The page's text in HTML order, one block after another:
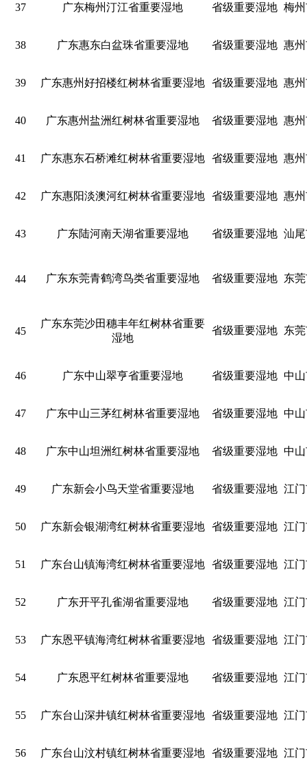
37 广东梅州汀江省重要湿地 省级重要湿地 梅
38 广东惠东白盆珠省重要湿地 省级重要湿地 惠
39 广东惠州好招楼红树林省重要湿地 省级重要湿地 惠
40 广东惠州盐洲红树林省重要湿地 省级重要湿地 惠
41 广东惠东石桥滩红树林省重要湿地 省级重要湿地 惠
42 广东惠阳淡澳河红树林省重要湿地 省级重要湿地 惠
43 广东陆河南天湖省重要湿地 省级重要湿地 汕
44 广东东莞青鹤湾鸟类省重要湿地 省级重要湿地 东
45
广东东莞沙田穗丰年红树林省重要
湿地
省级重要湿地 东
46 广东中山翠亨省重要湿地 省级重要湿地 中
47 广东中山三茅红树林省重要湿地 省级重要湿地 中
48 广东中山坦洲红树林省重要湿地 省级重要湿地 中
49 广东新会小鸟天堂省重要湿地 省级重要湿地 江
50 广东新会银湖湾红树林省重要湿地 省级重要湿地 江
51 广东台山镇海湾红树林省重要湿地 省级重要湿地 江
52 广东开平孔雀湖省重要湿地 省级重要湿地 江
53 广东恩平镇海湾红树林省重要湿地 省级重要湿地 江
54 广东恩平红树林省重要湿地 省级重要湿地 江
55 广东台山深井镇红树林省重要湿地 省级重要湿地 江
56 广东台山汶村镇红树林省重要湿地 省级重要湿地 江